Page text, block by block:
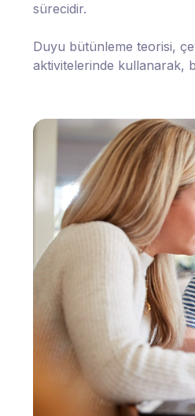
sürecidir.
Duyu bütünleme teorisi,
aktivitelerinde kullanarak,